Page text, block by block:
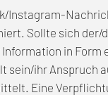
Instagram-
Sollte sich der/
in Form
ihr Anspruch
Eine